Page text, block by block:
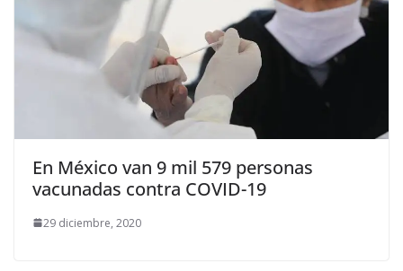
En México van 9 mil 579 personas
vacunadas contra COVID-19
29 diciembre, 2020